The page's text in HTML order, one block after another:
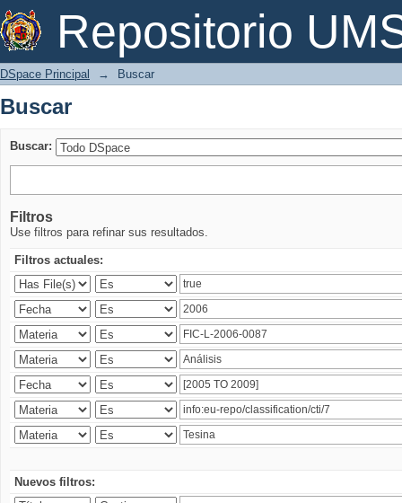
Repositorio
Buscar
DSpace Principal → Buscar
Buscar
Buscar:
Filtros
Use filtros para refinar sus resultados.
Filtros actuales:
Nuevos filtros: